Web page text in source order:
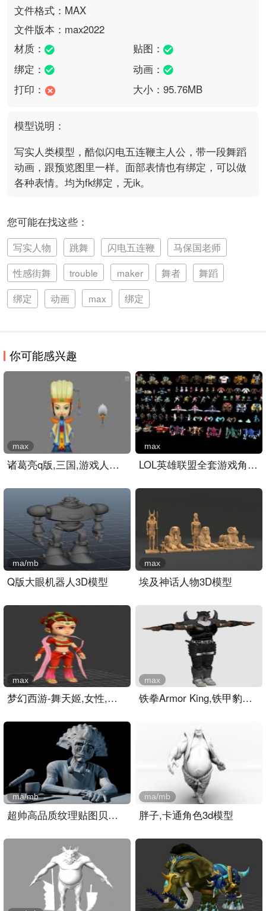
文件格式：MAX
文件版本：max2022
材质：
贴图：
绑定：
动画：
打印：
大小：95.76MB
模型说明：
写实人类模型，酷似闪电五连鞭主人公，带一段舞蹈
动画，跟预览图里一样。面部表情也有绑定，可以做
各种表情。均为fk绑定，无ik。
您可能在找这些：
写实人物 跳舞 闪电五连鞭
马保国老师
性感街舞
trouble maker 舞者
舞蹈
绑定
动画 max 绑定
你可能感兴趣
诸葛亮q版,三国,游戏人物m..
max
LOL英雄联盟全套游戏角色3..
max
Q版大眼机器人3D模型
ma/mb
埃及神话人物3D模型
max
梦幻西游-舞天姬,女性,游戏..
max
铁拳Armor King,铁甲豹王,..
max
超帅高品质纹理贴图贝壳人..
ma/mb
胖子,卡通角色3d模型
ma/mb